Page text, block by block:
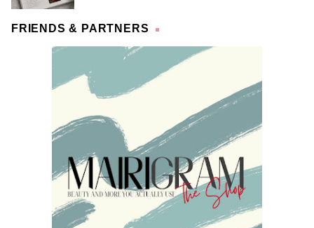
FRIENDS & PARTNERS